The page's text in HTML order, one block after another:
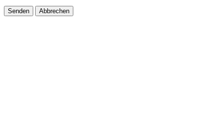
Senden Abbrechen